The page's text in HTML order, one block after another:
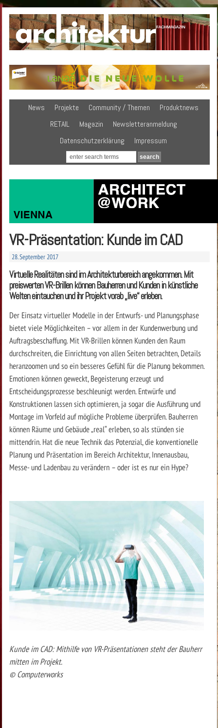
News Projekte Community / Themen
Produktnews
RETAIL
Magazin
Newsletteranmeldung
Datenschutzerklärung
Impressum
VR-Präsentation: Kunde im CAD
28. September 2017
Virtuelle Realitäten sind im Architekturbereich angekommen. Mit
preiswerten VR-Brillen können Bauherren und Kunden in künstliche
Welten eintauchen und ihr Projekt vorab „live“ erleben.
Der Einsatz virtueller Modelle in der Entwurfs- und Planungsphase
bietet viele Möglichkeiten – vor allem in der Kundenwerbung und
Auftragsbeschaffung. Mit VR-Brillen können Kunden den Raum
durchschreiten, die Einrichtung von allen Seiten betrachten, Details
heranzoomen und so ein besseres Gefühl für die Planung bekommen.
Emotionen können geweckt, Begeisterung erzeugt und
Entscheidungsprozesse beschleunigt werden. Entwürfe und
Konstruktionen lassen sich optimieren, ja sogar die Ausführung und
Montage im Vorfeld auf mögliche Probleme überprüfen. Bauherren
können Räume und Gebäude „real“ erleben, so als stünden sie
mittendrin. Hat die neue Technik das Potenzial, die konventionelle
Planung und Präsentation im Bereich Architektur, Innenausbau,
Messe- und Ladenbau zu verändern – oder ist es nur ein Hype?
Kunde im CAD: Mithilfe von VR-Präsentationen steht der Bauherr
mitten im Projekt.
© Computerworks